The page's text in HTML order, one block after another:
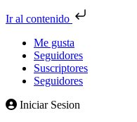
Ir al contenido
Me gusta
Seguidores
Suscriptores
Seguidores
Iniciar Sesion